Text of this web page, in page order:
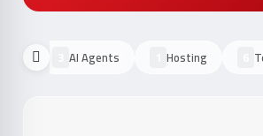
Hosting
AI Agents